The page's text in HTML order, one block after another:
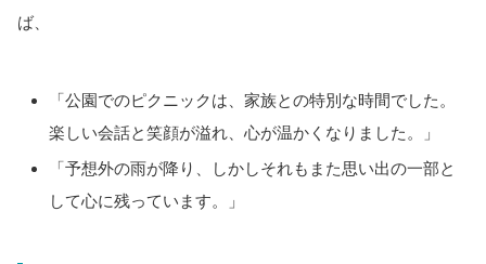
ば、
「公園でのピクニックは、家族との特別な時間でした。
楽しい会話と笑顔が溢れ、心が温かくなりました。」
「予想外の雨が降り、しかしそれもまた思い出の一部と
して心に残っています。」